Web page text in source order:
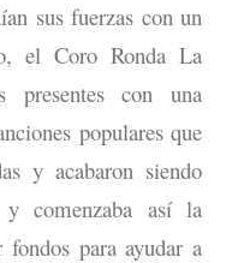
sus fuerzas con un
el Coro Ronda La
con una
populares que
y acabaron siendo
y comenzaba así la
para ayudar a